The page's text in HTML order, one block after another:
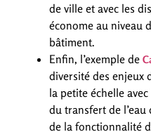
de ville et avec les
économe au niveau
bâtiment.
Enfin, l’exemple de
diversité des enjeux
la petite échelle
du transfert de
de la fonctionnalité